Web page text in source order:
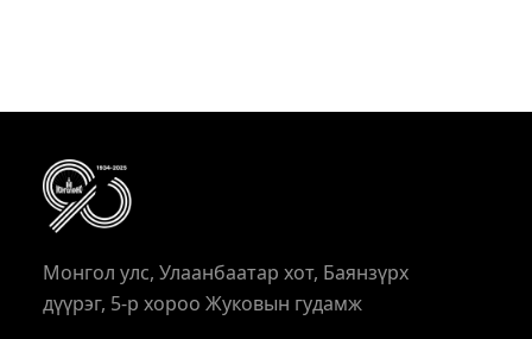
Монгол улс, Улаанбаатар хот, Баянзүрх
дүүрэг, 5-р хороо Жуковын гудамж